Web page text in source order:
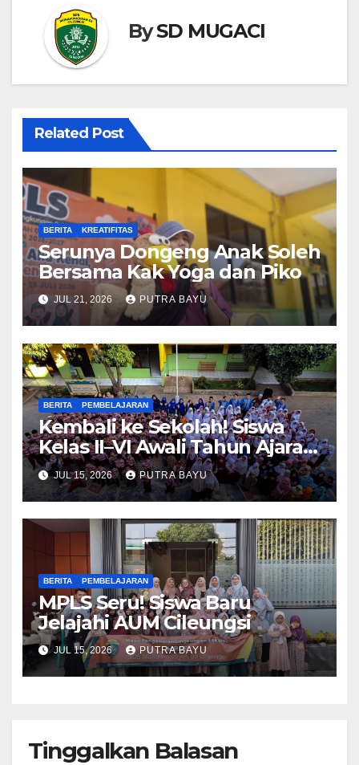
BySD MUGACI
Related Post
BERITA KREATIFITAS
Serunya Dongeng Anak Soleh
Bersama Kak Yoga dan Piko
JUL 21, 2026 PUTRA BAYU
BERITA PEMBELAJARAN
Kembali ke Sekolah! Siswa
Kelas II–VI Awali Tahun Ajaran
Baru
JUL 15, 2026 PUTRA BAYU
BERITA PEMBELAJARAN
MPLS Seru! Siswa Baru
Jelajahi AUM Cileungsi
JUL 15, 2026 PUTRA BAYU
Tinggalkan Balasan